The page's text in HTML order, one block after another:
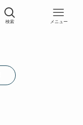
検索 メニュー